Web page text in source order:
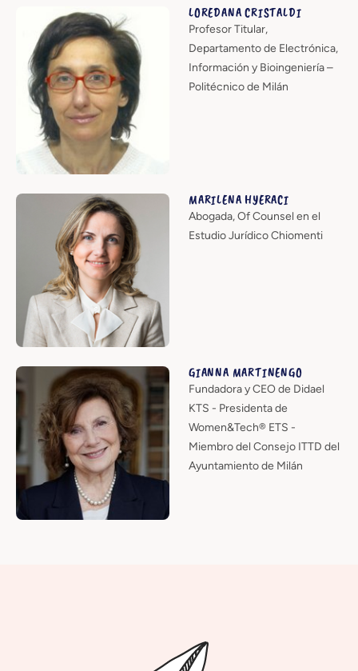
LOREDANA CRISTALDI
Profesor Titular,
Departamento de Electrónica,
Información y Bioingeniería –
Politécnico de Milán
MARILENA HYERACI
Abogada, Of Counsel en el
Estudio Jurídico Chiomenti
GIANNA MARTINENGO
Fundadora y CEO de Didael
KTS - Presidenta de
Women&Tech® ETS -
Miembro del Consejo ITTD del
Ayuntamiento de Milán